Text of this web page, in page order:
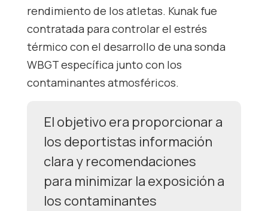
rendimiento de los atletas. Kunak fue
contratada para controlar el estrés
térmico con el desarrollo de una sonda
WBGT específica junto con los
contaminantes atmosféricos.
El objetivo era proporcionar a
los deportistas información
clara y recomendaciones
para minimizar la exposición a
los contaminantes